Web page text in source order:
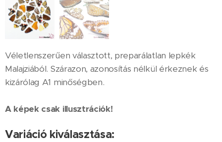
Véletlenszerűen választott, preparálatlan lepkék
Malajziából. Szárazon, azonosítás nélkül érkeznek és
kizárólag A1 minőségben.
A képek csak illusztrációk!
Variáció kiválasztása: